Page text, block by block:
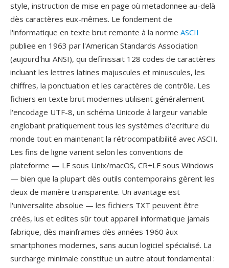
style, instruction de mise en page où metadonnee au-delà
dès caractères eux-mêmes. Le fondement de
l'informatique en texte brut remonte à la norme ASCII
publiee en 1963 par l'American Standards Association
(aujourd'hui ANSI), qui definissait 128 codes de caractères
incluant les lettres latines majuscules et minuscules, les
chiffres, la ponctuation et les caractères de contrôle. Les
fichiers en texte brut modernes utilisent généralement
l'encodage UTF-8, un schéma Unicode à largeur variable
englobant pratiquement tous les systèmes d'ecriture du
monde tout en maintenant la rétrocompatibilité avec ASCII.
Les fins de ligne varient selon les conventions de
plateforme — LF sous Unix/macOS, CR+LF sous Windows
— bien que la plupart dès outils contemporains gèrent les
deux de manière transparente. Un avantage est
l'universalite absolue — les fichiers TXT peuvent être
créés, lus et edites sûr tout appareil informatique jamais
fabrique, dès mainframes dès années 1960 àux
smartphones modernes, sans aucun logiciel spécialisé. La
surcharge minimale constitue un autre atout fondamental :